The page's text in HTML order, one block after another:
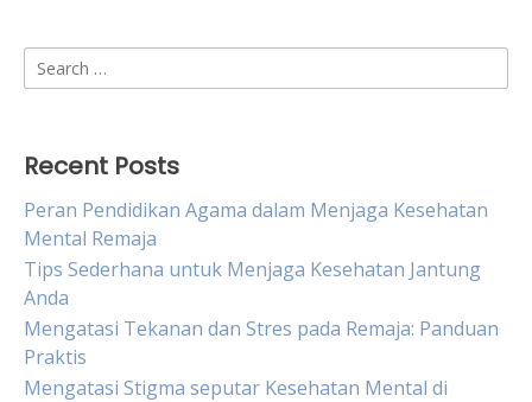
Search
for:
Recent Posts
Peran Pendidikan Agama dalam Menjaga Kesehatan
Mental Remaja
Tips Sederhana untuk Menjaga Kesehatan Jantung
Anda
Mengatasi Tekanan dan Stres pada Remaja: Panduan
Praktis
Mengatasi Stigma seputar Kesehatan Mental di